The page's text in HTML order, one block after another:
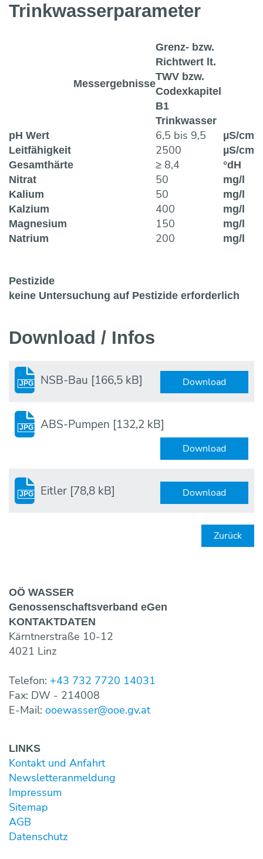
Trinkwasser­parameter
Messergebnisse
Grenz- bzw.
Richtwert lt.
TWV bzw.
Codexkapitel
B1
Trinkwasser
pH Wert
6,5 bis 9,5
µS/cm
Leitfähigkeit
2500
µS/cm
Gesamthärte
≥ 8,4
°dH
Nitrat
50
mg/l
Kalium
50
mg/l
Kalzium
400
mg/l
Magnesium
150
mg/l
Natrium
200 mg/l
Pestizide
keine Untersuchung auf Pestizide erforderlich
Download / Infos
JPG NSB-Bau [166,5 kB] Download
JPG ABS-Pumpen [132,2 kB]
Download
JPG Eitler [78,8 kB] Download
Zurück
OÖ WASSER
Genossen­schaftsverband eGen
KONTAKT­DATEN
Kärntnerstraße 10-12
4021 Linz
Telefon: +43 732 7720 14031
Fax: DW - 214008
E-Mail: ooewasser@ooe.gv.at
LINKS
Kontakt und Anfahrt
Newsletter­anmeldung
Impressum
Sitemap
AGB
Datenschutz